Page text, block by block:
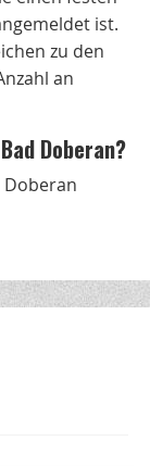
ist.
zu den
an
Doberan?
Doberan